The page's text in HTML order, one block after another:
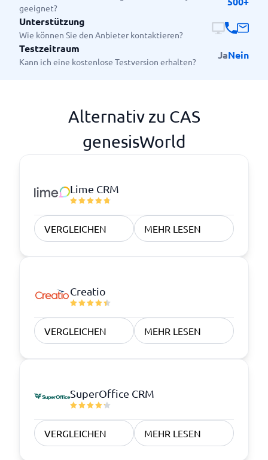
geeignet?
Unterstützung
Wie können Sie den Anbieter kontaktieren?
Testzeitraum
Kann ich eine kostenlose Testversion erhalten?
JaNein
Alternativ zu CAS
genesisWorld
Lime CRM
VERGLEICHEN MEHR LESEN
Creatio
VERGLEICHEN MEHR LESEN
SuperOffice CRM
VERGLEICHEN MEHR LESEN